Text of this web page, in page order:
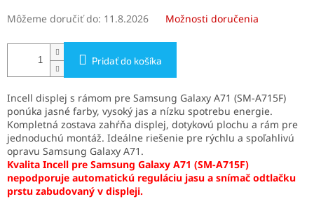
Môžeme doručiť do: 11.8.2026 Možnosti doručenia
Pridať do košíka
Incell displej s rámom pre Samsung Galaxy A71 (SM-A715F)
ponúka jasné farby, vysoký jas a nízku spotrebu energie.
Kompletná zostava zahŕňa displej, dotykovú plochu a rám pre
jednoduchú montáž. Ideálne riešenie pre rýchlu a spoľahlivú
opravu Samsung Galaxy A71.
Kvalita Incell pre Samsung Galaxy A71 (SM-A715F)
nepodporuje automatickú reguláciu jasu a snímač odtlačku
prstu zabudovaný v displeji.